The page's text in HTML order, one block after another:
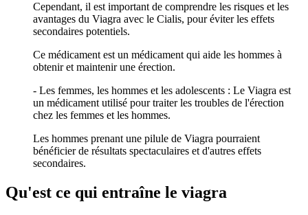
Cependant, il est important de comprendre les risques et les
avantages du Viagra avec le Cialis, pour éviter les effets
secondaires potentiels.
Ce médicament est un médicament qui aide les hommes à
obtenir et maintenir une érection.
- Les femmes, les hommes et les adolescents : Le Viagra est
un médicament utilisé pour traiter les troubles de l'érection
chez les femmes et les hommes.
Les hommes prenant une pilule de Viagra pourraient
bénéficier de résultats spectaculaires et d'autres effets
secondaires.
Qu'est ce qui entraîne le viagra